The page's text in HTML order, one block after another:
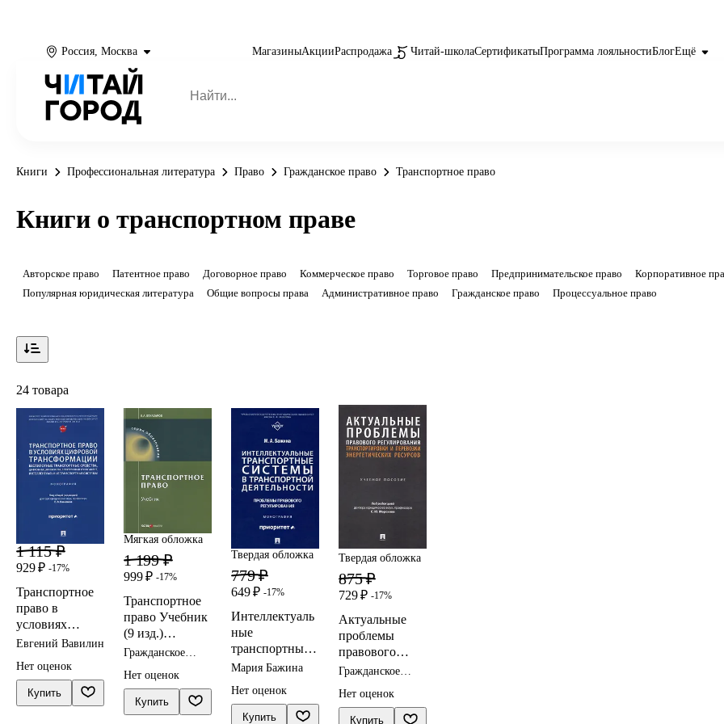
Россия, Москва МагазиныАкцииРаспродажа Читай-школаСертификатыПрограмма лояльностиБлогЕщё
Книги Профессиональная литература Право Гражданское право Транспортное право
Книги о транспортном праве
Авторское право Патентное право Договорное право Коммерческое право Торговое право Предпринимательское право Корпоративное
Популярная юридическая литература
Общие вопросы права Административное право Гражданское право Процессуальное право
24 товара
1 115 ₽
929 ₽ -17%
Транспортное
право в
условиях
цифровой
: беспилотные
транспортные
средства,
Евгений Вавилин
Нет оценок
Купить
Мягкая обложка
1 199 ₽
999 ₽ -17%
Транспортное
право Учебник
(9 изд.)
(мОбразование)
Гражданское
Нет оценок
Купить
Твердая обложка
779 ₽
649 ₽ -17%
Интеллектуаль
ные
транспортные
системы в
деятельности:
проблемы
Мария Бажина
Нет оценок
Купить
Твердая обложка
875 ₽
729 ₽ -17%
Актуальные
проблемы
правового
регулирования
ки и перевозки
энергетических
Гражданское
Нет оценок
Купить